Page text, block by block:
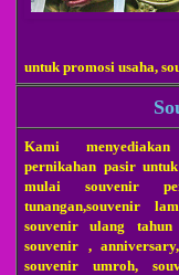
untuk promosi usaha,
Kami
pernikahan pasir
mulai souvenir
tunangan,souvenir
souvenir ulang tahun
souvenir ,
souvenir umroh,